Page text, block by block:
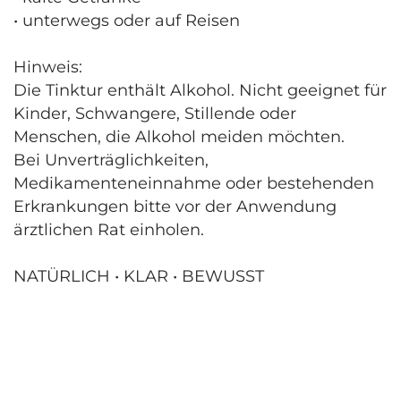
• unterwegs oder auf Reisen
Hinweis:
Die Tinktur enthält Alkohol. Nicht geeignet für
Kinder, Schwangere, Stillende oder
Menschen, die Alkohol meiden möchten.
Bei Unverträglichkeiten,
Medikamenteneinnahme oder bestehenden
Erkrankungen bitte vor der Anwendung
ärztlichen Rat einholen.
NATÜRLICH • KLAR • BEWUSST